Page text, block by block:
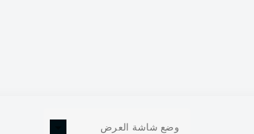
وضع شاشة العرض